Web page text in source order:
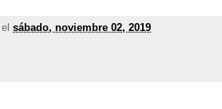
el sábado, noviembre 02, 2019